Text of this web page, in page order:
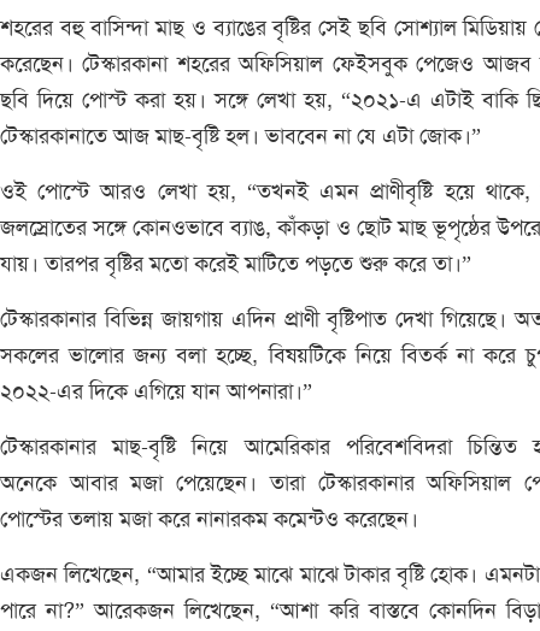
শহরের বহু বাসিন্দা মাছ ও ব্যাঙের বৃষ্টির সেই ছবি সোশ্যাল মিডিয়ায়
করেছেন। টেস্কারকানা শহরের অফিসিয়াল ফেইসবুক পেজেও আজব
ছবি দিয়ে পোস্ট করা হয়। সঙ্গে লেখা হয়, “২০২১-এ এটাই বাকি
টেস্কারকানাতে আজ মাছ-বৃষ্টি হল। ভাববেন না যে এটা জোক।”
ওই পোস্টে আরও লেখা হয়, “তখনই এমন প্রাণীবৃষ্টি হয়ে
জলস্রোতের সঙ্গে কোনওভাবে ব্যাঙ, কাঁকড়া ও ছোট মাছ ভূপৃষ্ঠের
যায়। তারপর বৃষ্টির মতো করেই মাটিতে পড়তে শুরু করে তা।”
টেস্কারকানার বিভিন্ন জায়গায় এদিন প্রাণী বৃষ্টিপাত দেখা গিয়েছে।
সকলের ভালোর জন্য বলা হচ্ছে, বিষয়টিকে নিয়ে বিতর্ক না করে
২০২২-এর দিকে এগিয়ে যান আপনারা।”
টেস্কারকানার মাছ-বৃষ্টি নিয়ে আমেরিকার পরিবেশবিদরা চিন্তিত
অনেকে আবার মজা পেয়েছেন। তারা টেস্কারকানার অফিসিয়াল
পোস্টের তলায় মজা করে নানারকম কমেন্টও করেছেন।
একজন লিখেছেন, “আমার ইচ্ছে মাঝে মাঝে টাকার বৃষ্টি হোক।
পারে না?” আরেকজন লিখেছেন, “আশা করি বাস্তবে কোনদিন